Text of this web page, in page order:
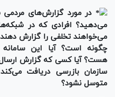
در مورد گزارش‌های
می‌دهید؟ افرادی که در
می‌خواهند تخلفی را گزارش
چگونه است؟ آیا این
هست؟ آیا کسی که گزارش
سازمان بازرسی دریافت
متوسل نشود؟